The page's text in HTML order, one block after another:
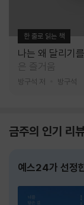
한 줄로 읽는 책
나는 왜 달리기
은 즐거움
방구석 저 방구석
금주의 인기 리
예스24가 선정